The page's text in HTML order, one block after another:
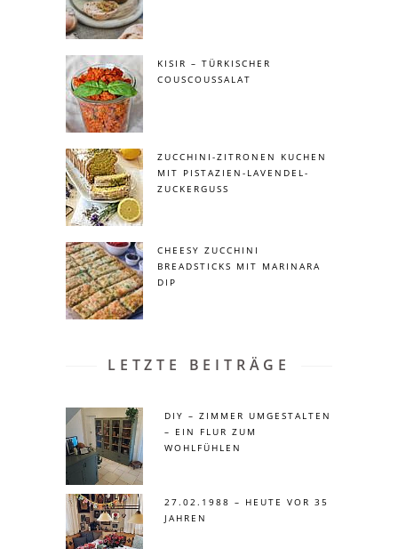
KISIR – TÜRKISCHER
COUSCOUSSALAT
ZUCCHINI-ZITRONEN KUCHEN
MIT PISTAZIEN-LAVENDEL-
ZUCKERGUSS
CHEESY ZUCCHINI
BREADSTICKS MIT MARINARA
DIP
LETZTE BEITRÄGE
DIY – ZIMMER UMGESTALTEN
– EIN FLUR ZUM
WOHLFÜHLEN
27.02.1988 – HEUTE VOR 35
JAHREN